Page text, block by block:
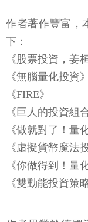
作者著作豐富，
下：
《股票投資，姜
《無腦量化投資
《FIRE》
《巨人的投資組合
《做就對了！量
《虛擬貨幣魔法
《你做得到！量
《雙動能投資策